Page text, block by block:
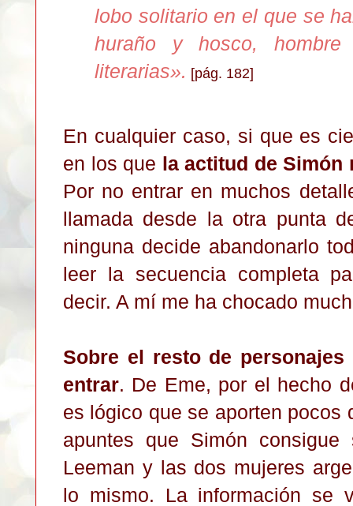
lobo solitario en el que se
huraño y hosco,
literarias». [pág. 182]
En cualquier caso, si que es
en los que la actitud de Simón
Por no entrar en muchos
llamada desde la otra punta
ninguna decide abandonarlo
leer la secuencia completa
decir. A mí me ha chocado
Sobre el resto de
entrar. De Eme, por el hecho
es lógico que se aporten pocos
apuntes que Simón consigue
Leeman y las dos mujeres
lo mismo. La información se